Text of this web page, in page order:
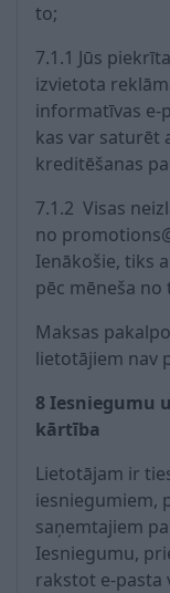
to;
7.1.1 Jūs
izvietota
informatīvas e-
kas var saturēt
kreditēšanas
7.1.2 Visas
no
Ienākošie, tiks
pēc mēneša no
Maksas
lietotājiem nav
8 Iesniegumu
kārtība
Lietotājam ir
iesniegumiem,
saņemtajiem
Iesniegumu,
rakstot e-pasta